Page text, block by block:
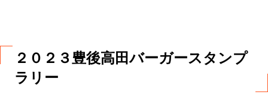
２０２３豊後高田バーガースタンプ
ラリー